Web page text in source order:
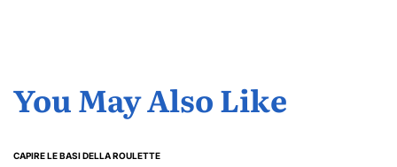
You May Also Like
POSTED
CAPIRE LE BASI DELLA ROULETTE